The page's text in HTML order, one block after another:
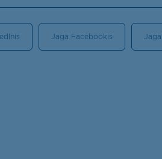
Jaga Facebookis